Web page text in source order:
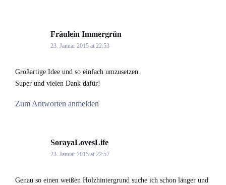
Fräulein Immergrün
23. Januar 2015 at 22:53
Großartige Idee und so einfach umzusetzen.
Super und vielen Dank dafür!
Zum Antworten anmelden
SorayaLovesLife
23. Januar 2015 at 22:57
Genau so einen weißen Holzhintergrund suche ich schon länger und